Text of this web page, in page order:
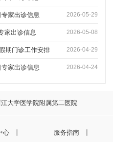
家出诊信息 2026-05-29
家出诊信息 2026-05-08
期门诊工作安排 2026-04-29
家出诊信息 2026-04-24
大学医学院附属第二医院
心 服务指南